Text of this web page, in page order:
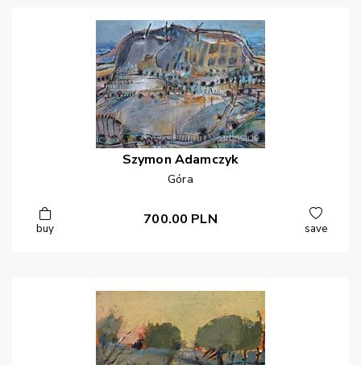
Szymon Adamczyk
Góra
buy
700.00 PLN
save